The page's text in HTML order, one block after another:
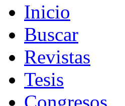
Inicio
Buscar
Revistas
Tesis
Congresos